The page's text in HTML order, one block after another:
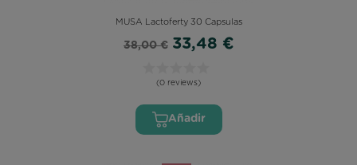
MUSA Lactoferty 30 Capsulas
38,00 € 33,48 €
(0 reviews)
Añadir